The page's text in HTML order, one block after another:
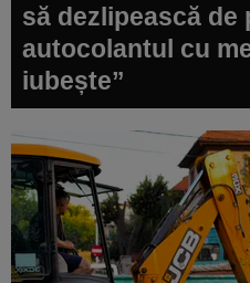
să dezlipească de
autocolantul cu
iubește”